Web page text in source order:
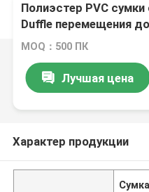
Полиэстер PVC
Duffle перемещения
отсеком ботинка
MOQ：500 ПК
Лучшая цена
Характер продукции